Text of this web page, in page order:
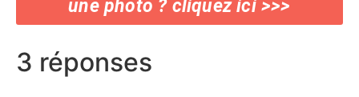
une photo ? cliquez ici >>>
3 réponses